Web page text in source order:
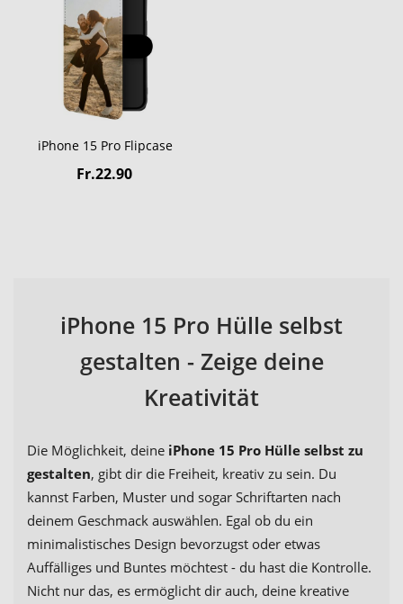
iPhone 15 Pro Flipcase
Fr.22.90
iPhone 15 Pro Hülle selbst
gestalten - Zeige deine
Kreativität
Die Möglichkeit, deine iPhone 15 Pro Hülle selbst zu
gestalten, gibt dir die Freiheit, kreativ zu sein. Du
kannst Farben, Muster und sogar Schriftarten nach
deinem Geschmack auswählen. Egal ob du ein
minimalistisches Design bevorzugst oder etwas
Auffälliges und Buntes möchtest - du hast die Kontrolle.
Nicht nur das, es ermöglicht dir auch, deine kreative